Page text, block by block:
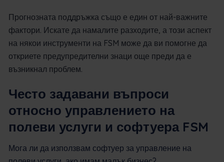
Прогнозната поддръжка също е един от най-важните
фактори. Искате да намалите разходите, а този аспект
на някои инструменти на FSM може да ви помогне да
откриете предупредителни знаци още преди да е
възникнал проблем.
Често задавани въпроси
относно управлението на
полеви услуги и софтуера FSM
Мога ли да използвам софтуер за управление на